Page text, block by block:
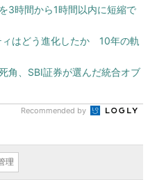
3時間から1時間以内に短縮で
はどう進化したか 10年の軌
角、SBI証券が選んだ統合オブ
Recommended by
理